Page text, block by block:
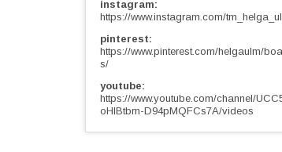
instagram
https://www.instagram.com/
pinterest
https://www.pinterest.com/helgaulm/
s/
youtube
https://www.youtube.com/channel/
oHlBtbm-D94pMQFCs7A/videos